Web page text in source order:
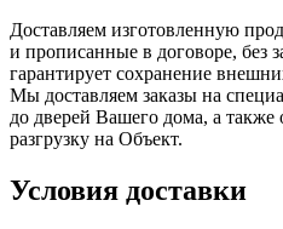
Доставляем изготовленную
и прописанные в договоре, без
гарантирует сохранение
Мы доставляем заказы на
до дверей Вашего дома, а
разгрузку на Объект.
Условия доставки